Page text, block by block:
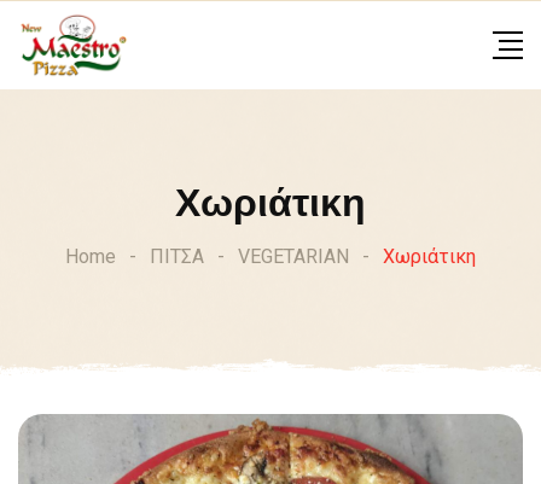
content
Χωριάτικη
Home - ΠΙΤΣΑ - VEGETARIAN - Χωριάτικη